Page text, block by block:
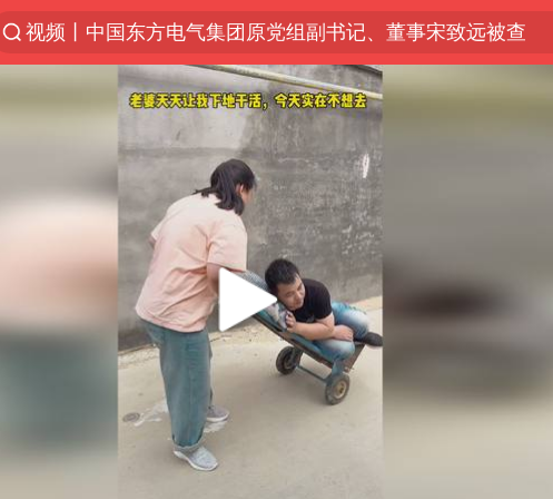
视频丨中国东方电气集团原党组副书记、董事宋致远被查
四川宜宾市珙县发生3.4级地震
白海豚将正面袭击贯穿浙江
香港宏福苑火灾或由烟头引起
中国父女泰国骑摩托车坠崖1死1伤
浙江台州《告全体市民书》
上海多家景点临时闭园或调整运营时间
周末打虎 宋致远被查
台风白海豚实时路径
郑丽文：台湾从来没有“独立”过
女子网购名牌包发现是自己丢的那只